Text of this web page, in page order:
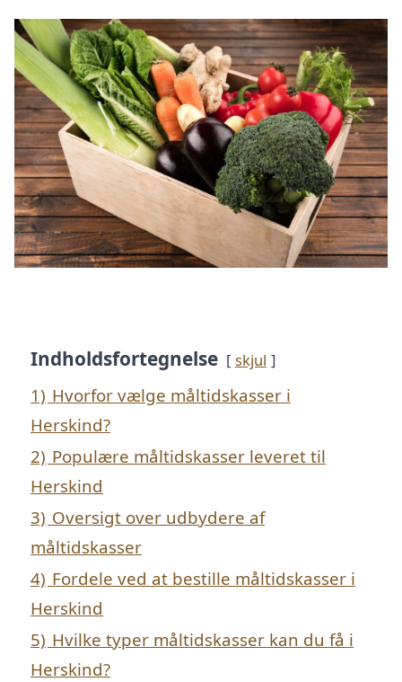
Indholdsfortegnelse skjul
1) Hvorfor vælge måltidskasser i
Herskind?
2) Populære måltidskasser leveret til
Herskind
3) Oversigt over udbydere af
måltidskasser
4) Fordele ved at bestille måltidskasser i
Herskind
5) Hvilke typer måltidskasser kan du få i
Herskind?